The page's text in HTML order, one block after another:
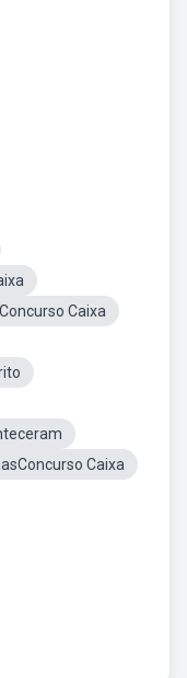
Caixa
Caixa